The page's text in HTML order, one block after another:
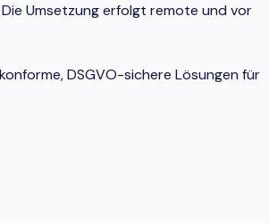
Umsetzung erfolgt remote und vor
DSGVO-sichere Lösungen für